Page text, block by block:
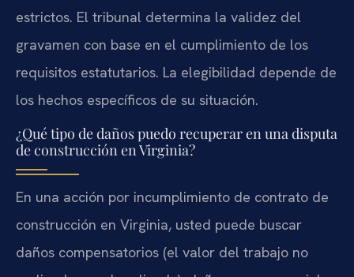
estrictos. El tribunal determina la validez del
gravamen con base en el cumplimiento de los
requisitos estatutarios. La elegibilidad depende de
los hechos específicos de su situación.
¿Qué tipo de daños puedo recuperar en una disputa
de construcción en Virginia?
En una acción por incumplimiento de contrato de
construcción en Virginia, usted puede buscar
daños compensatorios (el valor del trabajo no